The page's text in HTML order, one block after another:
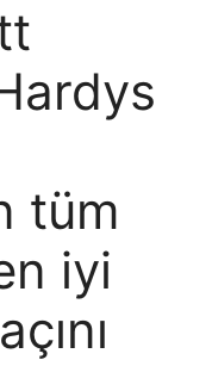
tüm
iyi